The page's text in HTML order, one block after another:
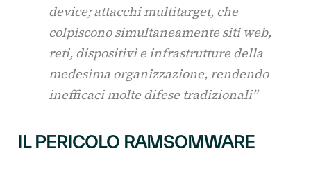
device; attacchi multitarget, che
colpiscono simultaneamente siti web,
reti, dispositivi e infrastrutture della
medesima organizzazione, rendendo
inefficaci molte difese tradizionali”
IL PERICOLO RAMSOMWARE